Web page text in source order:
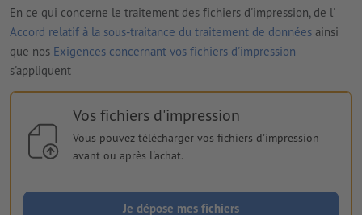
En ce qui concerne le traitement des fichiers d'impression, de l'
Accord relatif à la sous-traitance du traitement de données ainsi
que nos Exigences concernant vos fichiers d'impression
s'appliquent
Vos fichiers d'impression
Vous pouvez télécharger vos fichiers d'impression
avant ou après l'achat.
Je dépose mes fichiers